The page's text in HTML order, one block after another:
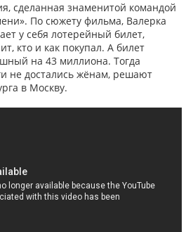
сделанная знаменитой командой
По сюжету фильма, Валерка
у себя лотерейный билет,
кто и как покупал. А билет
на 43 миллиона. Тогда
не достались жёнам, решают
в Москву.